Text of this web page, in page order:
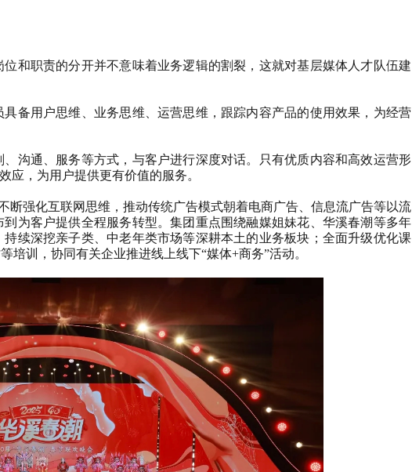
和职责的分开并不意味着业务逻辑的割裂，这就对基层媒体人才队伍建
备用户思维、业务思维、运营思维，跟踪内容产品的使用效果，为经营
沟通、服务等方式，与客户进行深度对话。只有优质内容和高效运营形
应，为用户提供更有价值的服务。
断强化互联网思维，推动传统广告模式朝着电商广告、信息流广告等以流
为客户提供全程服务转型。集团重点围绕融媒姐妹花、华溪春潮等多年
续深挖亲子类、中老年类市场等深耕本土的业务板块；全面升级优化课
培训，协同有关企业推进线上线下“媒体+商务”活动。